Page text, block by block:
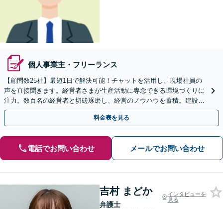
個人事業主・フリーランス
【顧問数25社】最短1日で解決可能！チャットを活用し、現場社員の
声を直接聞きます。経営者さまが生産活動に専念できる環境づくりに
注力。数百名の経営者と切磋琢磨し、経営のノウハウを蓄積。建設・I
T業界を中心に多数の対応実績あり【休日・夜間対応】
料金表を見る
電話でお問い合わせ メールでお問い合わせ
吉村 まどか
弁護士
インタビューを
見る